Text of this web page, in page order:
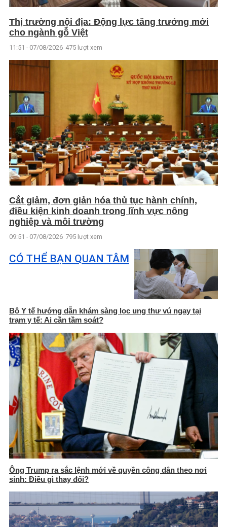
Thị trường nội địa: Động lực tăng trưởng mới
cho ngành gỗ Việt
11:51 - 07/08/2026 475 lượt xem
Cắt giảm, đơn giản hóa thủ tục hành chính,
điều kiện kinh doanh trong lĩnh vực nông
nghiệp và môi trường
09:51 - 07/08/2026 795 lượt xem
CÓ THỂ BẠN QUAN TÂM
Bộ Y tế hướng dẫn khám sàng lọc ung thư vú ngay tại
trạm y tế: Ai cần tầm soát?
Ông Trump ra sắc lệnh mới về quyền công dân theo nơi
sinh: Điều gì thay đổi?